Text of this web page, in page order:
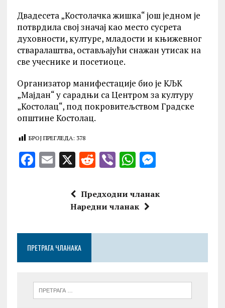
Двадесета „Костолачка жишка“ још једном је
потврдила свој значај као место сусрета
духовности, културе, младости и књижевног
стваралаштва, остављајући снажан утисак на
све учеснике и посетиоце.
Организатор манифестације био је КЉК
„Мајдан“ у сарадњи са Центром за културу
„Костолац“, под покровитељством Градске
општине Костолац.
БРОЈ ПРЕГЛЕДА: 378
F
o
k
E X R
d
di
V
er
W
at
s
p
M
se
er
Предходни чланак
Наредни чланак
ПРЕТРАГА ЧЛАНАКА